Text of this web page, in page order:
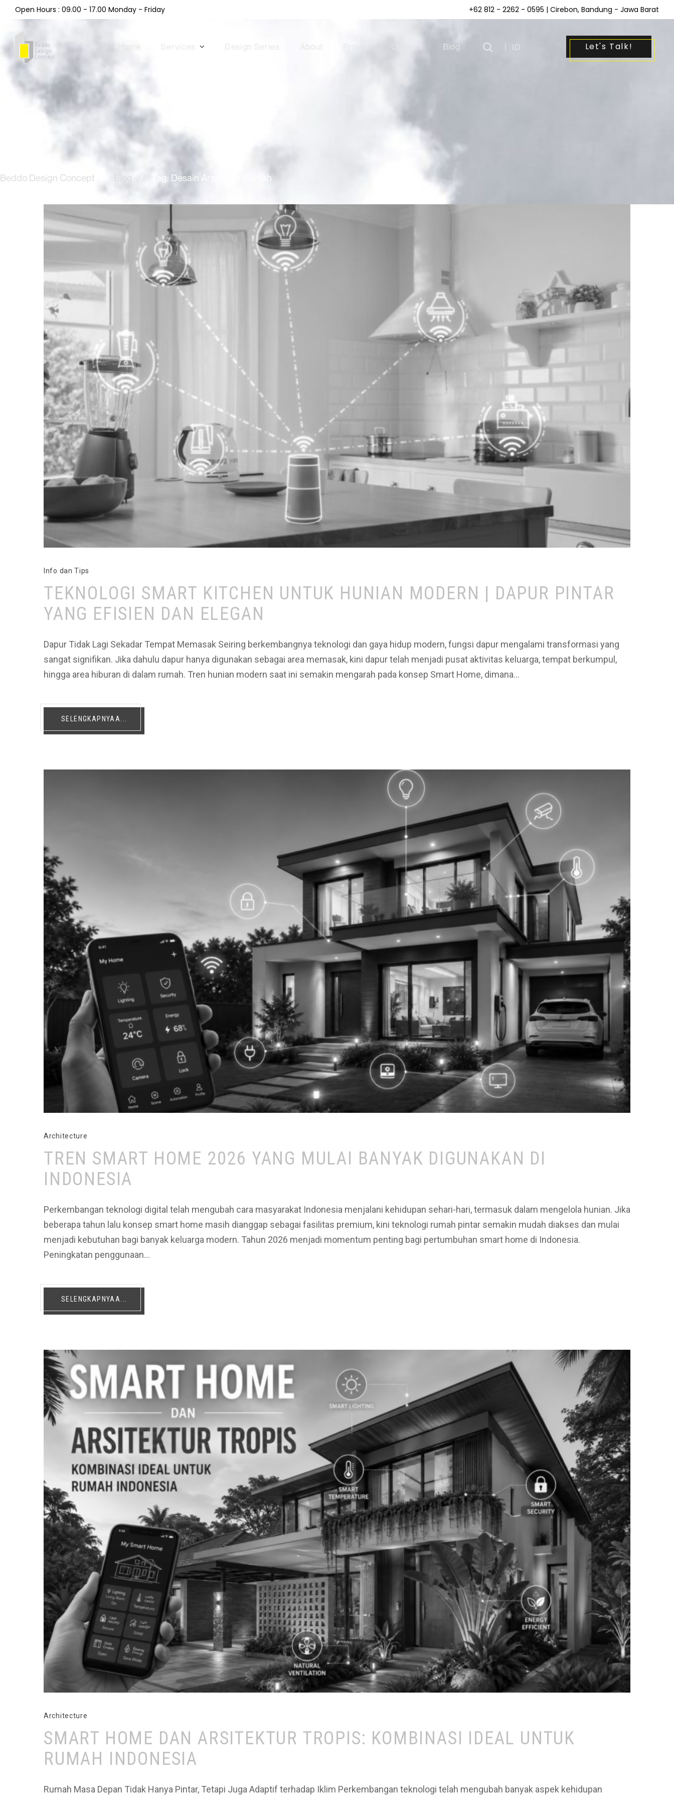
Open Hours : 09.00 - 17.00 Monday - Friday +62 812 - 2262 - 0595 | Cirebon, Bandung - Jawa Barat
Services Design Series About Project Blog ID Let's Talk!
Beddo Design Concept Blog Tag: Desain Arsitektur Rumah
Info dan Tips
TEKNOLOGI SMART KITCHEN UNTUK HUNIAN MODERN | DAPUR PINTAR
YANG EFISIEN DAN ELEGAN
Dapur Tidak Lagi Sekadar Tempat Memasak Seiring berkembangnya teknologi dan gaya hidup modern, fungsi dapur mengalami transformasi yang
sangat signifikan. Jika dahulu dapur hanya digunakan sebagai area memasak, kini dapur telah menjadi pusat aktivitas keluarga, tempat berkumpul,
hingga area hiburan di dalam rumah. Tren hunian modern saat ini semakin mengarah pada konsep Smart Home, dimana…
SELENGKAPNYAA...
Architecture
TREN SMART HOME 2026 YANG MULAI BANYAK DIGUNAKAN DI
INDONESIA
Perkembangan teknologi digital telah mengubah cara masyarakat Indonesia menjalani kehidupan sehari-hari, termasuk dalam mengelola hunian. Jika
beberapa tahun lalu konsep smart home masih dianggap sebagai fasilitas premium, kini teknologi rumah pintar semakin mudah diakses dan mulai
menjadi kebutuhan bagi banyak keluarga modern. Tahun 2026 menjadi momentum penting bagi pertumbuhan smart home di Indonesia.
Peningkatan penggunaan…
SELENGKAPNYAA...
Architecture
SMART HOME DAN ARSITEKTUR TROPIS: KOMBINASI IDEAL UNTUK
RUMAH INDONESIA
Rumah Masa Depan Tidak Hanya Pintar, Tetapi Juga Adaptif terhadap Iklim Perkembangan teknologi telah mengubah banyak aspek kehidupan